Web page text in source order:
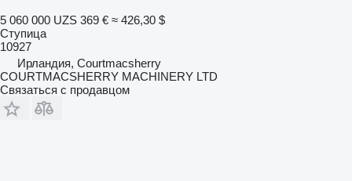
5 060 000 UZS 369 € ≈ 426,30 $
Ступица
10927
Ирландия, Courtmacsherry
COURTMACSHERRY MACHINERY LTD
Связаться с продавцом